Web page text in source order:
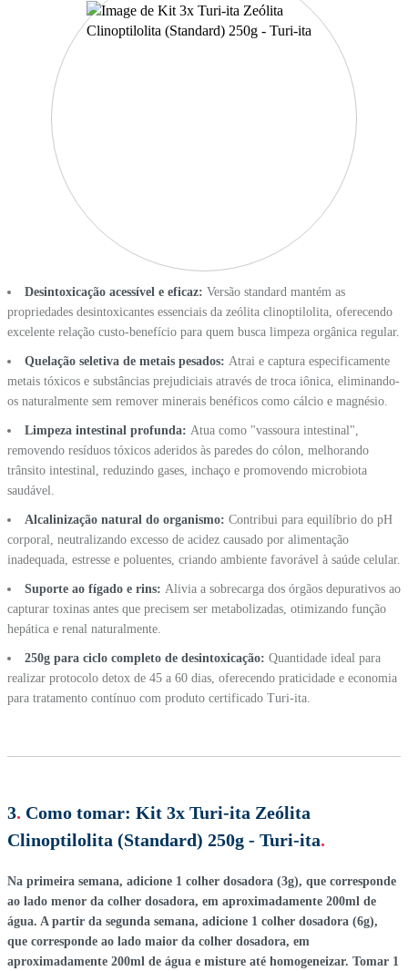
Desintoxicação acessível e eficaz: Versão standard mantém as
propriedades desintoxicantes essenciais da zeólita clinoptilolita, oferecendo
excelente relação custo-benefício para quem busca limpeza orgânica regular.
Quelação seletiva de metais pesados: Atrai e captura especificamente
metais tóxicos e substâncias prejudiciais através de troca iônica, eliminando-
os naturalmente sem remover minerais benéficos como cálcio e magnésio.
Limpeza intestinal profunda: Atua como "vassoura intestinal",
removendo resíduos tóxicos aderidos às paredes do cólon, melhorando
trânsito intestinal, reduzindo gases, inchaço e promovendo microbiota
saudável.
Alcalinização natural do organismo: Contribui para equilíbrio do pH
corporal, neutralizando excesso de acidez causado por alimentação
inadequada, estresse e poluentes, criando ambiente favorável à saúde celular.
Suporte ao fígado e rins: Alivia a sobrecarga dos órgãos depurativos ao
capturar toxinas antes que precisem ser metabolizadas, otimizando função
hepática e renal naturalmente.
250g para ciclo completo de desintoxicação: Quantidade ideal para
realizar protocolo detox de 45 a 60 dias, oferecendo praticidade e economia
para tratamento contínuo com produto certificado Turi-ita.
3. Como tomar: Kit 3x Turi-ita Zeólita
Clinoptilolita (Standard) 250g - Turi-ita.
Na primeira semana, adicione 1 colher dosadora (3g), que corresponde
ao lado menor da colher dosadora, em aproximadamente 200ml de
água. A partir da segunda semana, adicione 1 colher dosadora (6g),
que corresponde ao lado maior da colher dosadora, em
aproximadamente 200ml de água e misture até homogeneizar. Tomar 1